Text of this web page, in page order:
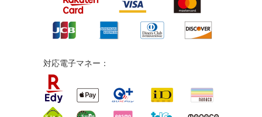
対応電子マネー：